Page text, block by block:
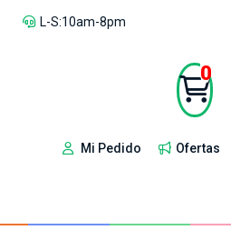
L-S:10am-8pm
Mi Pedido Ofertas
0